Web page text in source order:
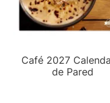
Café 2027
de Pared